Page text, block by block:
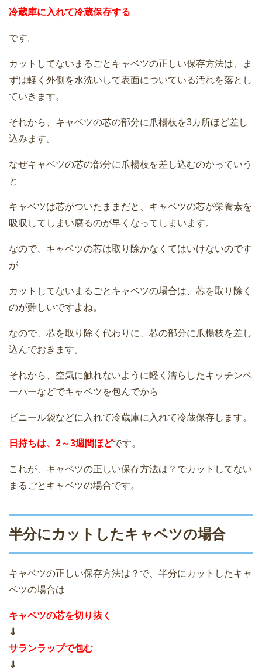
冷蔵庫に入れて冷蔵保存する
です。
カットしてないまるごとキャベツの正しい保存方法は、ま
ずは軽く外側を水洗いして表面についている汚れを落とし
ていきます。
それから、キャベツの芯の部分に爪楊枝を3カ所ほど差し
込みます。
なぜキャベツの芯の部分に爪楊枝を差し込むのかっていう
と
キャベツは芯がついたままだと、キャベツの芯が栄養素を
吸収してしまい腐るのが早くなってしまいます。
なので、キャベツの芯は取り除かなくてはいけないのです
が
カットしてないまるごとキャベツの場合は、芯を取り除く
のが難しいですよね。
なので、芯を取り除く代わりに、芯の部分に爪楊枝を差し
込んでおきます。
それから、空気に触れないように軽く濡らしたキッチンペ
ーパーなどでキャベツを包んでから
ビニール袋などに入れて冷蔵庫に入れて冷蔵保存します。
日持ちは、2～3週間ほどです。
これが、キャベツの正しい保存方法は？でカットしてない
まるごとキャベツの場合です。
半分にカットしたキャベツの場合
キャベツの正しい保存方法は？で、半分にカットしたキャ
ベツの場合は
キャベツの芯を切り抜く
⇓
サランラップで包む
⇓